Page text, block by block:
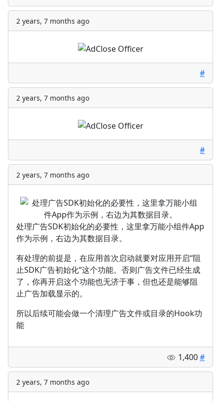
2 years, 7 months ago
#
2 years, 7 months ago
#
2 years, 7 months ago
处理广告SDK初始化的必要性，这里拿万能小组件App
作为示例，右边为其数据目录。
有处理的前提是，在应用首次启动就要对应用开启“阻
止SDK广告初始化“这个功能。否则广告文件已经生成
了，你再开启这个功能也无济于事，但也还是能够阻
止广告加载显示的。
所以后续可能会做一个清理广告文件或目录的Hook功
能
1,400#
2 years, 7 months ago